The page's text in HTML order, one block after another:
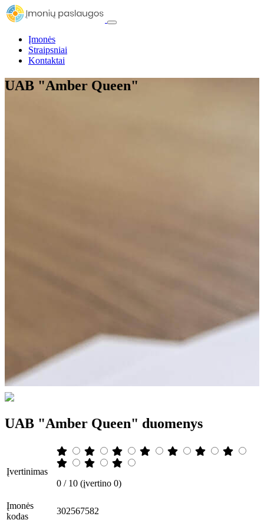
Įmonės
Straipsniai
Kontaktai
UAB "Amber Queen"
UAB "Amber Queen" duomenys
Įvertinimas
0 / 10 (įvertino 0)
Įmonės
kodas
302567582